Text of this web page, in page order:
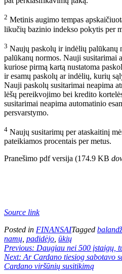
2 Metinis augimo tempas
likučių bazinio indekso pokytis per
3 Naujų paskolų ir indėlių palūkanų
palūkanų normos. Nauji susitarimai
kuriose pirmą kartą nustatoma
ir esamų paskolų ar indėlių, kurių
Nauji paskolų susitarimai neapima
lėšų pereikvojimo bei kredito
susitarimai neapima automatinio
persvarstymo.
4 Naujų susitarimų per ataskaitinį
pateikiamos procentais per metus.
Pranešimo pdf versija (174.9 KB
Source link
Posted in FINANSAITagged
namų, padidėjo, ūkių
Navigacija
tarp
Previous: Daugiau nei 500 įstaigų,
Next: Ar Cardano tiesiog sabotavo
Cardano viršūnių susitikimą